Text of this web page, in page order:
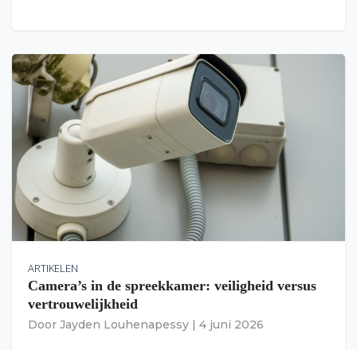
ARTIKELEN
Camera’s in de spreekkamer: veiligheid versus
vertrouwelijkheid
Door Jayden Louhenapessy 4 juni 2026